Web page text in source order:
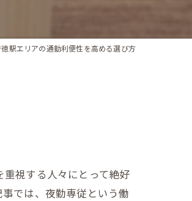
駅エリアの通勤利便性を高める選び方
視する人々にとって絶好
では、夜勤専従という働